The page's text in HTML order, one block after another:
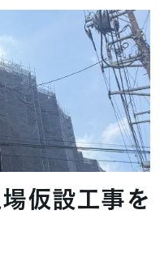
仮設工事を